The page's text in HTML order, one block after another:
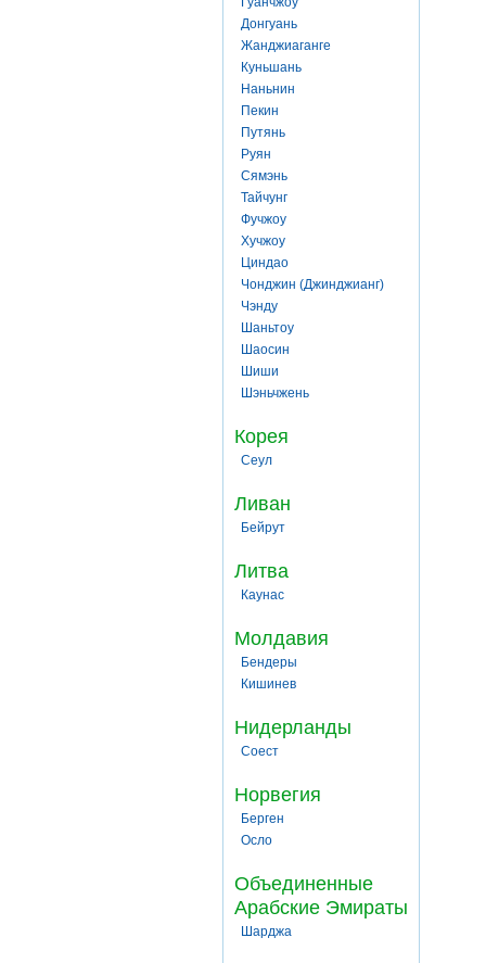
Донгуань
Жанджиаганге
Куньшань
Наньнин
Пекин
Путянь
Руян
Сямэнь
Тайчунг
Фучжоу
Хучжоу
Циндао
Чонджин (Джинджианг)
Чэнду
Шаньтоу
Шаосин
Шиши
Шэньчжень
Корея
Сеул
Ливан
Бейрут
Литва
Каунас
Молдавия
Бендеры
Кишинев
Нидерланды
Соест
Норвегия
Берген
Осло
Объединенные
Арабские Эмираты
Шарджа